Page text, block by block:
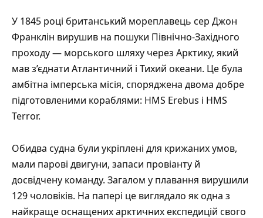
У 1845 році британський мореплавець сер Джон
Франклін вирушив на пошуки Північно-Західного
проходу— морського шляху через Арктику, який
мав з’єднати Атлантичний і Тихий океани. Це була
амбітна імперська місія, споряджена двома добре
підготовленими кораблями: HMS Erebus і HMS
Terror.
Обидва судна були укріплені для крижаних умов,
мали парові двигуни, запаси провіанту й
досвідчену команду. Загалом у плавання вирушили
129 чоловіків. На папері це виглядало як одна з
найкраще оснащених арктичних експедицій свого